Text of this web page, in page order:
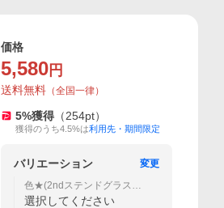
価格
5,580 円
送料無料 （全国一律）
5%獲得 （254pt）
獲得のうち4.5%は利用先・期間限定
バリエーション
変更
色★(2ndステンドグラス黒T
PU)
選択してください